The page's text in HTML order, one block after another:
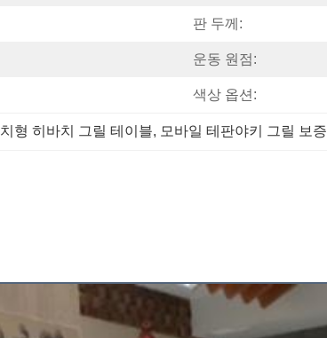
판 두께:
운동 원점:
색상 옵션:
형 히바치 그릴 테이블, 모바일 테판야키 그릴 보증